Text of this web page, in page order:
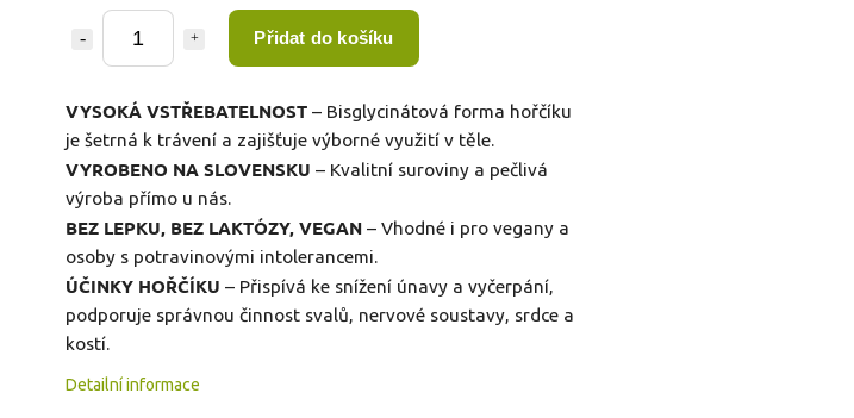
Přidat do košíku
VYSOKÁ VSTŘEBATELNOST – Bisglycinátová forma hořčíku
je šetrná k trávení a zajišťuje výborné využití v těle.
VYROBENO NA SLOVENSKU – Kvalitní suroviny a pečlivá
výroba přímo u nás.
BEZ LEPKU, BEZ LAKTÓZY, VEGAN – Vhodné i pro vegany a
osoby s potravinovými intolerancemi.
ÚČINKY HOŘČÍKU – Přispívá ke snížení únavy a vyčerpání,
podporuje správnou činnost svalů, nervové soustavy, srdce a
kostí.
Detailní informace